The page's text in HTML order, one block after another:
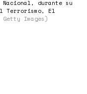
durante su
Terrorismo, El
Images)